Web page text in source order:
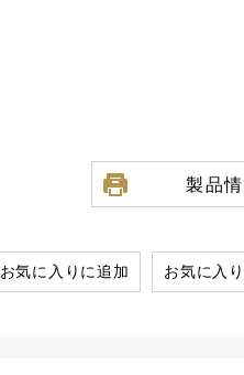
製品
お気に入りに追加 お気に入